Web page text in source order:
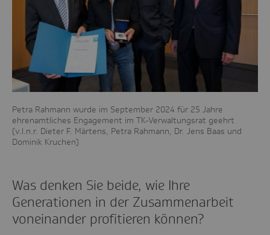
Petra Rahmann wurde im September 2024 für 25 Jahre
ehrenamtliches Engagement im TK-Verwaltungsrat geehrt
(v.l.n.r. Dieter F. Märtens, Petra Rahmann, Dr. Jens Baas und
Dominik Kruchen)
Was denken Sie beide, wie Ihre
Generationen in der Zusammenarbeit
voneinander profitieren können?